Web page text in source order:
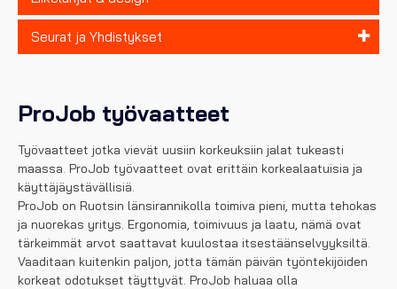
Seurat ja Yhdistykset
ProJob työvaatteet
Työvaatteet jotka vievät uusiin korkeuksiin jalat tukeasti
maassa. ProJob työvaatteet ovat erittäin korkealaatuisia ja
käyttä­jäystävällisiä.
ProJob on Ruotsin länsirannikolla toimiva pieni, mutta tehokas
ja nuorekas yritys. Ergonomia, toimivuus ja laatu, nämä ovat
tärkeimmät arvot saattavat kuulostaa itsestäänselvyyksiltä.
Vaaditaan kuitenkin paljon, jotta tämän päivän työntekijöiden
korkeat odotukset täyttyvät. ProJob haluaa olla